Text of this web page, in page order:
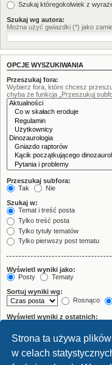
Strona ta używa
w celach
Szukaj któregokolwiek z
Szukaj wg autora:
Można użyć gwiazdki (*) jako
OPCJE WYSZUKIWANIA
Przeszukaj fora:
Wybierz fora, które chcesz
chyba że funkcja „Przeszukuj
Przeszukaj subfora:
Tak
Nie
Szukaj w:
Temat i treść posta
Tylko treść posta
Tylko tytuły tematów
Tylko pierwszy post tematu
Wyświetl wyniki jako:
Posty
Tematy
Sortuj wyniki wg:
Rosnąco
Wyświetl wyniki z ostatnich:
Wyświetl pierwsze:
znaków